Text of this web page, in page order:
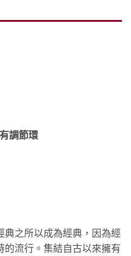
調節環
典之所以成為經典，因為經
流行。集結自古以來擁有